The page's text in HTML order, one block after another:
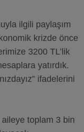
ilgili paylaşım
krizde önce
3200 TL’lik
yatırdık.
ifadelerini
toplam 3 bin